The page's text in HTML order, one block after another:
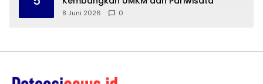
8 Juni 2026 0